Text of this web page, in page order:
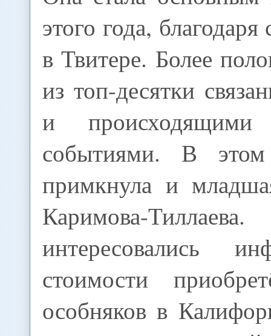
этого года,
в Твитере. Более
из топ-десятки
и
событиями. В
примкнула и
Каримова-
интересовались
стоимости
особняков в